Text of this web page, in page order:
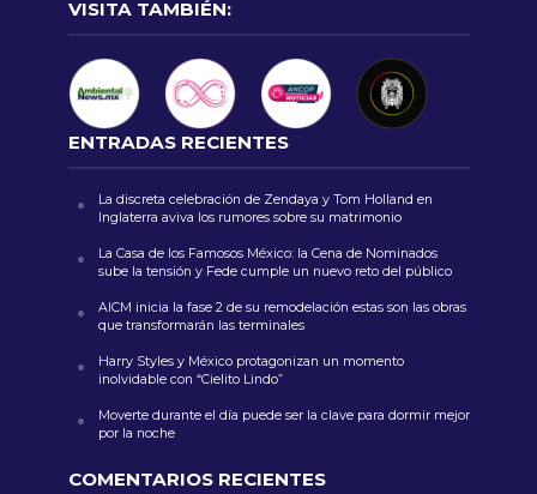
VISITA TAMBIÉN:
ENTRADAS RECIENTES
La discreta celebración de Zendaya y Tom Holland en
Inglaterra aviva los rumores sobre su matrimonio
La Casa de los Famosos México: la Cena de Nominados
sube la tensión y Fede cumple un nuevo reto del público
AICM inicia la fase 2 de su remodelación estas son las obras
que transformarán las terminales
Harry Styles y México protagonizan un momento
inolvidable con “Cielito Lindo”
Moverte durante el día puede ser la clave para dormir mejor
por la noche
COMENTARIOS RECIENTES